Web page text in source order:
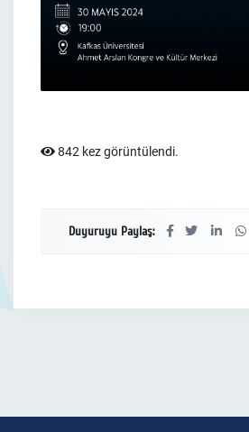
842 kez görüntülendi.
Duyuruyu Paylaş: